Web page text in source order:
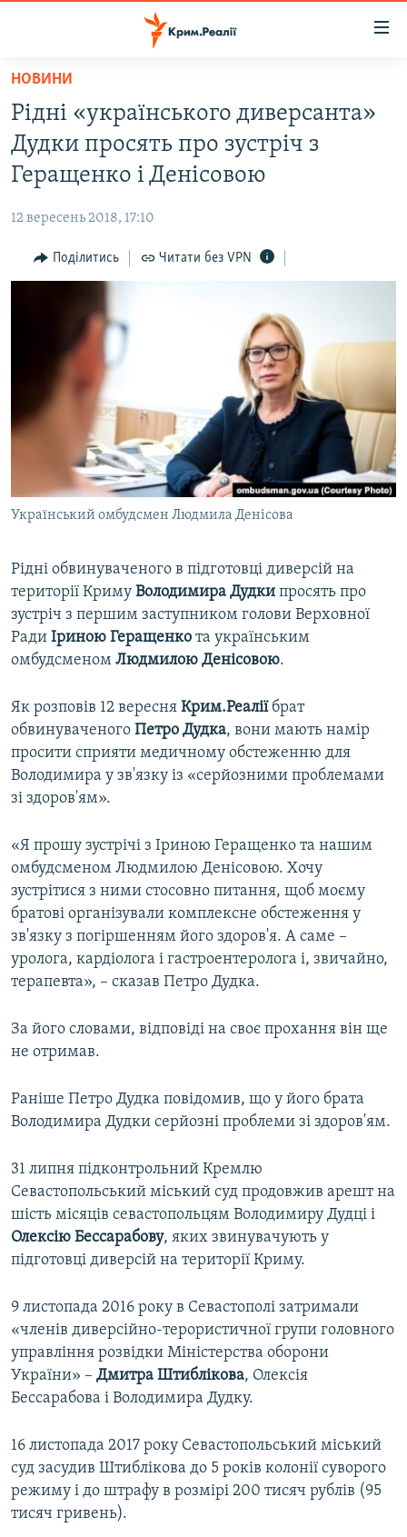
Перейти
основного
матеріалу
Перейти
до
основної
навігації
Перейти
до
ВОДА.КРИМ
ВІДЕО ТА ФОТО
БЛОГИ
ПОГЛЯД
ВСЕ ЗА ДЕНЬ
СПЕЦПРОЕКТИ
ДЕПОРТАЦІЯ
ВІДЕОУРОКИ «ELIFBE»
СВІДЧЕННЯ ОКУПАЦІЇ
УКРАЇНСЬКА ПРОБЛЕМА КРИМУ
ІНФОГРАФІКА
ЯК ОБІЙТИ БЛОКУВАННЯ
Русский
Qırımtatar
ДОЛУЧАЙСЯ!
Усі сайти RFE/RL
НОВИНИ
Рідні «українського диверсанта»
Дудки просять про зустріч з
Геращенко і Денісовою
12 вересень 2018, 17:10
Поділитись Читати без VPN
Український омбудсмен Людмила Денісова
Рідні обвинуваченого в підготовці диверсій на
території Криму Володимира Дудки просять про
зустріч з першим заступником голови Верховної
Ради Іриною Геращенко та українським
омбудсменом Людмилою Денісовою.
Як розповів 12 вересня Крим.Реаліїбрат
обвинуваченого Петро Дудка, вони мають намір
просити сприяти медичному обстеженню для
Володимира у зв'язку із «серйозними проблемами
зі здоров'ям».
«Я прошу зустрічі з Іриною Геращенко та нашим
омбудсменом Людмилою Денісовою. Хочу
зустрітися з ними стосовно питання, щоб моєму
братові організували комплексне обстеження у
зв'язку з погіршенням його здоров'я. А саме –
уролога, кардіолога і гастроентеролога і, звичайно,
терапевта», – сказав Петро Дудка.
За його словами, відповіді на своє прохання він ще
не отримав.
Раніше Петро Дудка повідомив, що у його брата
Володимира Дудки серйозні проблеми зі здоров'ям.
31 липня підконтрольний Кремлю
Севастопольський міський суд продовжив арешт на
шість місяців севастопольцям Володимиру Дудці і
Олексію Бессарабову, яких звинувачують у
підготовці диверсій на території Криму.
9 листопада 2016 року в Севастополі затримали
«членів диверсійно-терористичної групи головного
управління розвідки Міністерства оборони
України» – Дмитра Штиблікова, Олексія
Бессарабова і Володимира Дудку.
16 листопада 2017 року Севастопольський міський
суд засудив Штиблікова до 5 років колонії суворого
режиму і до штрафу в розмірі 200 тисяч рублів (95
тисяч гривень).